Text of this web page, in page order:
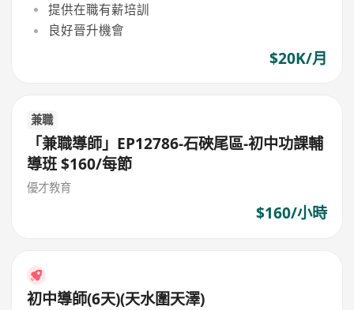
提供在職有薪培訓
良好晉升機會
$20K/月
兼職
「兼職導師」EP12786-石硤尾區-初中功課輔
導班 $160/每節
優才教育
$160/小時
初中導師(6天)(天水圍天澤)